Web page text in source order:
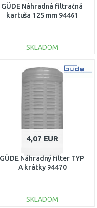
GÜDE Náhradná filtračná
kartuša 125 mm 94461
SKLADOM
DO KOŠÍKA
Porovnať
4,07 EUR
GÜDE Náhradný filter TYP
A krátky 94470
SKLADOM